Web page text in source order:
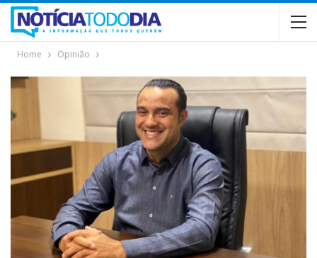
Home Opinião